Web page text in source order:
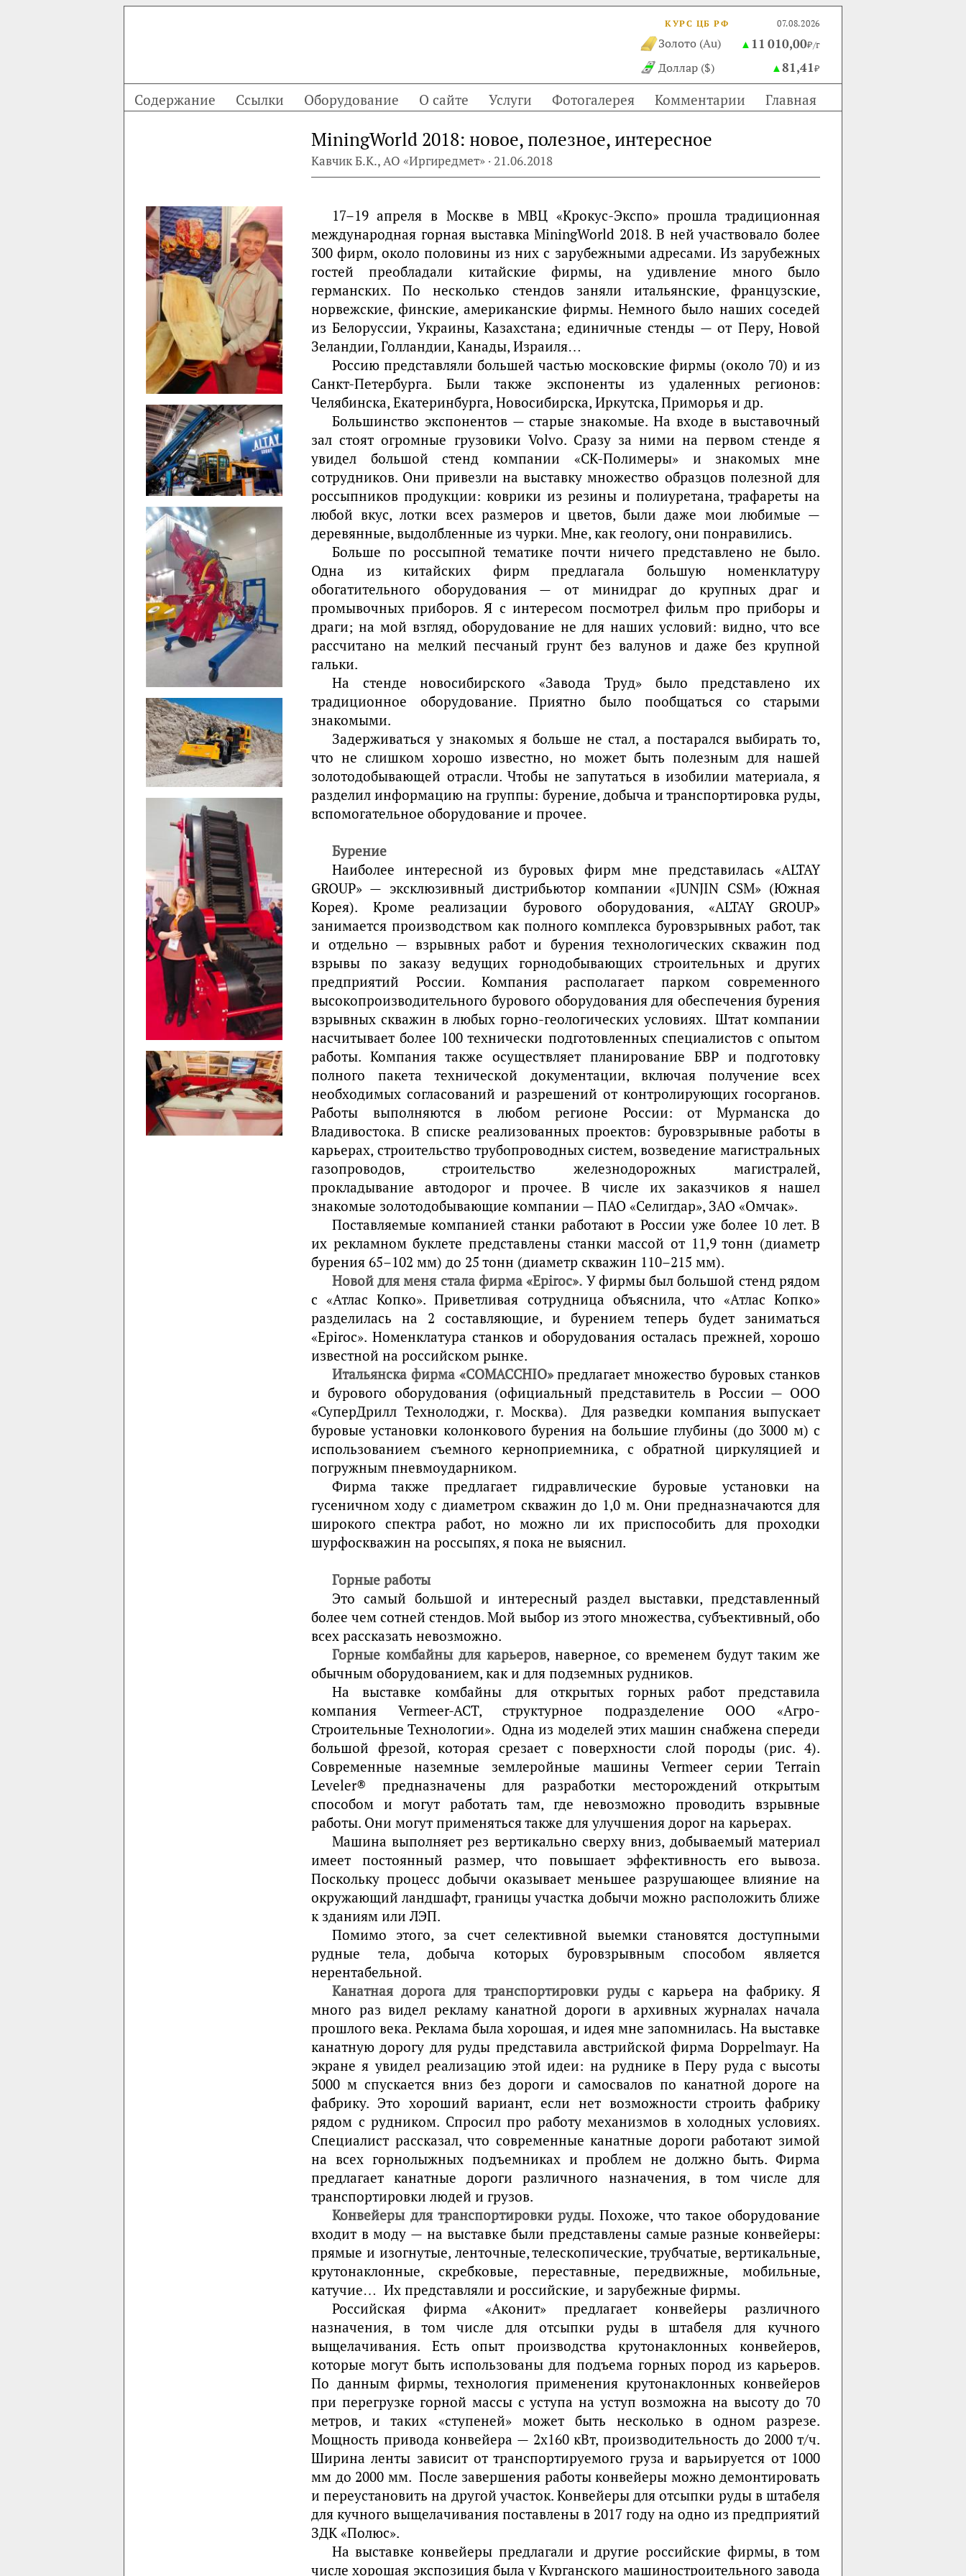
КУРС ЦБ РФ 07.08.2026
Золото (Au) ▲ 11 010,00₽/г
Доллар ($) ▲81,41₽
Содержание Ссылки Оборудование О сайте Услуги Фотогалерея Комментарии Главная
MiningWorld 2018: новое, полезное, интересное
Кавчик Б.К., АО «Иргиредмет» · 21.06.2018
17–19 апреля в Москве в МВЦ «Крокус-Экспо» прошла традиционная
международная горная выставка MiningWorld 2018. В ней участвовало более
300 фирм, около половины из них с зарубежными адресами. Из зарубежных
гостей преобладали китайские фирмы, на удивление много было
германских. По несколько стендов заняли итальянские, французские,
норвежские, финские, американские фирмы. Немного было наших соседей
из Белоруссии, Украины, Казахстана; единичные стенды — от Перу, Новой
Зеландии, Голландии, Канады, Израиля…
Россию представляли большей частью московские фирмы (около 70) и из
Санкт-Петербурга. Были также экспоненты из удаленных регионов:
Челябинска, Екатеринбурга, Новосибирска, Иркутска, Приморья и др.
Большинство экспонентов — старые знакомые. На входе в выставочный
зал стоят огромные грузовики Volvo. Сразу за ними на первом стенде я
увидел большой стенд компании «СК-Полимеры» и знакомых мне
сотрудников. Они привезли на выставку множество образцов полезной для
россыпников продукции: коврики из резины и полиуретана, трафареты на
любой вкус, лотки всех размеров и цветов, были даже мои любимые —
деревянные, выдолбленные из чурки. Мне, как геологу, они понравились.
Больше по россыпной тематике почти ничего представлено не было.
Одна из китайских фирм предлагала большую номенклатуру
обогатительного оборудования — от минидраг до крупных драг и
промывочных приборов. Я с интересом посмотрел фильм про приборы и
драги; на мой взгляд, оборудование не для наших условий: видно, что все
рассчитано на мелкий песчаный грунт без валунов и даже без крупной
гальки.
На стенде новосибирского «Завода Труд» было представлено их
традиционное оборудование. Приятно было пообщаться со старыми
знакомыми.
Задерживаться у знакомых я больше не стал, а постарался выбирать то,
что не слишком хорошо известно, но может быть полезным для нашей
золотодобывающей отрасли. Чтобы не запутаться в изобилии материала, я
разделил информацию на группы: бурение, добыча и транспортировка руды,
вспомогательное оборудование и прочее.
Бурение
Наиболее интересной из буровых фирм мне представилась «ALTAY
GROUP» — эксклюзивный дистрибьютор компании «JUNJIN CSM» (Южная
Корея). Кроме реализации бурового оборудования, «ALTAY GROUP»
занимается производством как полного комплекса буровзрывных работ, так
и отдельно — взрывных работ и бурения технологических скважин под
взрывы по заказу ведущих горнодобывающих строительных и других
предприятий России. Компания располагает парком современного
высокопроизводительного бурового оборудования для обеспечения бурения
взрывных скважин в любых горно-геологических условиях. Штат компании
насчитывает более 100 технически подготовленных специалистов с опытом
работы. Компания также осуществляет планирование БВР и подготовку
полного пакета технической документации, включая получение всех
необходимых согласований и разрешений от контролирующих госорганов.
Работы выполняются в любом регионе России: от Мурманска до
Владивостока. В списке реализованных проектов: буровзрывные работы в
карьерах, строительство трубопроводных систем, возведение магистральных
газопроводов, строительство железнодорожных магистралей,
прокладывание автодорог и прочее. В числе их заказчиков я нашел
знакомые золотодобывающие компании — ПАО «Селигдар», ЗАО «Омчак».
Поставляемые компанией станки работают в России уже более 10 лет. В
их рекламном буклете представлены станки массой от 11,9 тонн (диаметр
бурения 65–102 мм) до 25 тонн (диаметр скважин 110–215 мм).
Новой для меня стала фирма «Epiroc». У фирмы был большой стенд рядом
с «Атлас Копко». Приветливая сотрудница объяснила, что «Атлас Копко»
разделилась на 2 составляющие, и бурением теперь будет заниматься
«Epiroc». Номенклатура станков и оборудования осталась прежней, хорошо
известной на российском рынке.
Итальянска фирма «COMACCHIO»предлагает множество буровых станков
и бурового оборудования (официальный представитель в России — ООО
«СуперДрилл Технолоджи, г. Москва). Для разведки компания выпускает
буровые установки колонкового бурения на большие глубины (до 3000 м) с
использованием съемного керноприемника, с обратной циркуляцией и
погружным пневмоударником.
Фирма также предлагает гидравлические буровые установки на
гусеничном ходу с диаметром скважин до 1,0 м. Они предназначаются для
широкого спектра работ, но можно ли их приспособить для проходки
шурфоскважин на россыпях, я пока не выяснил.
Горные работы
Это самый большой и интересный раздел выставки, представленный
более чем сотней стендов. Мой выбор из этого множества, субъективный, обо
всех рассказать невозможно.
Горные комбайны для карьеров, наверное, со временем будут таким же
обычным оборудованием, как и для подземных рудников.
На выставке комбайны для открытых горных работ представила
компания Vermeer-ACT, структурное подразделение ООО «Агро-
Строительные Технологии». Одна из моделей этих машин снабжена спереди
большой фрезой, которая срезает с поверхности слой породы (рис. 4).
Современные наземные землеройные машины Vermeer серии Terrain
Leveler® предназначены для разработки месторождений открытым
способом и могут работать там, где невозможно проводить взрывные
работы. Они могут применяться также для улучшения дорог на карьерах.
Машина выполняет рез вертикально сверху вниз, добываемый материал
имеет постоянный размер, что повышает эффективность его вывоза.
Поскольку процесс добычи оказывает меньшее разрушающее влияние на
окружающий ландшафт, границы участка добычи можно расположить ближе
к зданиям или ЛЭП.
Помимо этого, за счет селективной выемки становятся доступными
рудные тела, добыча которых буровзрывным способом является
нерентабельной.
Канатная дорога для транспортировки рудыс карьера на фабрику. Я
много раз видел рекламу канатной дороги в архивных журналах начала
прошлого века. Реклама была хорошая, и идея мне запомнилась. На выставке
канатную дорогу для руды представила австрийской фирма Doppelmayr. На
экране я увидел реализацию этой идеи: на руднике в Перу руда с высоты
5000 м спускается вниз без дороги и самосвалов по канатной дороге на
фабрику. Это хороший вариант, если нет возможности строить фабрику
рядом с рудником. Спросил про работу механизмов в холодных условиях.
Специалист рассказал, что современные канатные дороги работают зимой
на всех горнолыжных подъемниках и проблем не должно быть. Фирма
предлагает канатные дороги различного назначения, в том числе для
транспортировки людей и грузов.
Конвейеры для транспортировки руды. Похоже, что такое оборудование
входит в моду — на выставке были представлены самые разные конвейеры:
прямые и изогнутые, ленточные, телескопические, трубчатые, вертикальные,
крутонаклонные, скребковые, переставные, передвижные, мобильные,
катучие… Их представляли и российские, и зарубежные фирмы.
Российская фирма «Аконит» предлагает конвейеры различного
назначения, в том числе для отсыпки руды в штабеля для кучного
выщелачивания. Есть опыт производства крутонаклонных конвейеров,
которые могут быть использованы для подъема горных пород из карьеров.
По данным фирмы, технология применения крутонаклонных конвейеров
при перегрузке горной массы с уступа на уступ возможна на высоту до 70
метров, и таких «ступеней» может быть несколько в одном разрезе.
Мощность привода конвейера — 2х160 кВт, производительность до 2000 т/ч.
Ширина ленты зависит от транспортируемого груза и варьируется от 1000
мм до 2000 мм. После завершения работы конвейеры можно демонтировать
и переустановить на другой участок. Конвейеры для отсыпки руды в штабеля
для кучного выщелачивания поставлены в 2017 году на одно из предприятий
ЗДК «Полюс».
На выставке конвейеры предлагали и другие российские фирмы, в том
числе хорошая экспозиция была у Курганского машиностроительного завода